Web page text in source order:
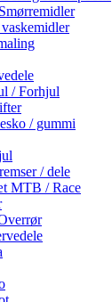
/ Forhjul
/ gummi
/ dele
MTB / Race